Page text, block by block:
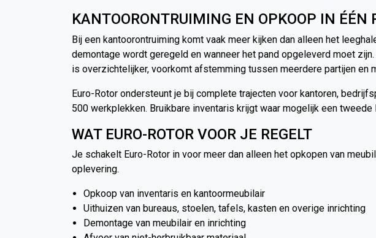
KANTOORONTRUIMING EN OPKOOP IN ÉÉN
Bij een kantoorontruiming komt vaak meer kijken dan alleen het
demontage wordt geregeld en wanneer het pand opgeleverd moet
is overzichtelijker, voorkomt afstemming tussen meerdere partijen en
Euro-Rotor ondersteunt je bij complete trajecten voor kantoren,
500 werkplekken. Bruikbare inventaris krijgt waar mogelijk een
WAT EURO-ROTOR VOOR JE REGELT
Je schakelt Euro-Rotor in voor meer dan alleen het opkopen van
oplevering.
Opkoop van inventaris en kantoormeubilair
Uithuizen van bureaus, stoelen, tafels, kasten en overige inrichting
Demontage van meubilair en inrichting